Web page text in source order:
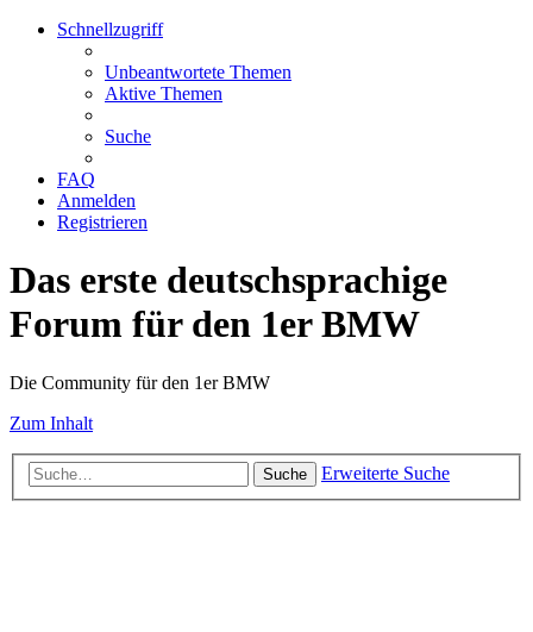
Schnellzugriff
Unbeantwortete Themen
Aktive Themen
Suche
FAQ
Anmelden
Registrieren
Das erste deutschsprachige
Forum für den 1er BMW
Die Community für den 1er BMW
Zum Inhalt
Suche Erweiterte Suche